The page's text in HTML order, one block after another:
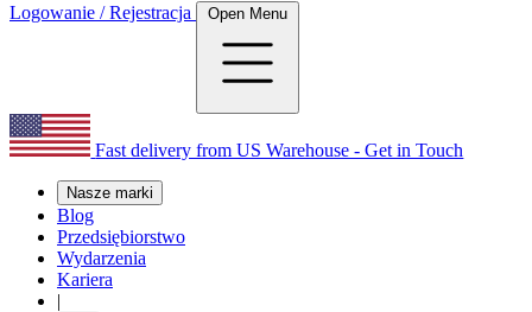
Logowanie / Rejestracja Open Menu
Fast delivery from US Warehouse - Get in Touch
Nasze marki
Blog
Przedsiębiorstwo
Wydarzenia
Kariera
|